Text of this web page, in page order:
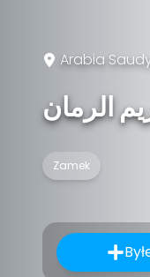
Arabia
الرمان
Zamek